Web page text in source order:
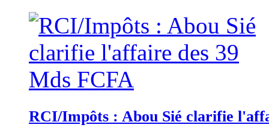
RCI/Impôts : Abou Sié clarifie